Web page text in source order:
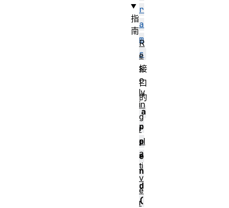
r
a
m
s
接
口
的
a
p
p
e
n
d
(
指
南
R
e
s
o
lv
in
g
r
el
a
ti
v
e
r